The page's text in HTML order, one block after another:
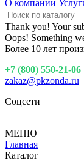
О компании
Thank you! Your
Oops! Something
Более 10 лет
+7 (800) 550-21-06
zakaz@pkzonda.ru
Соцсети
МЕНЮ
Главная
Каталог